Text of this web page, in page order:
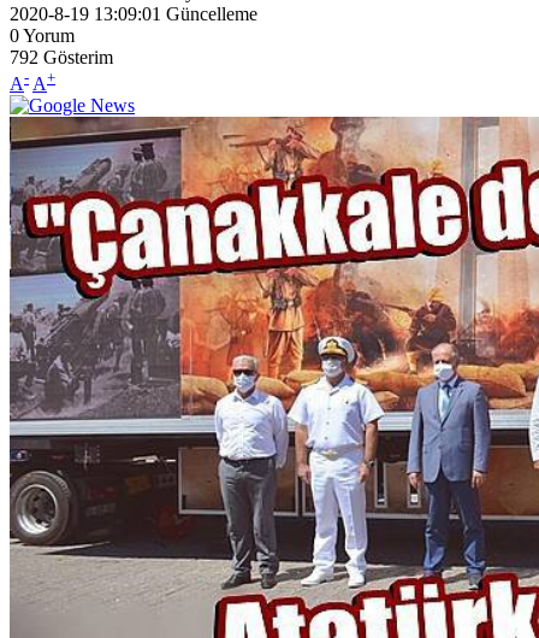
2020-8-19 13:09:01 Güncelleme
0Yorum
792 Gösterim
A- A+